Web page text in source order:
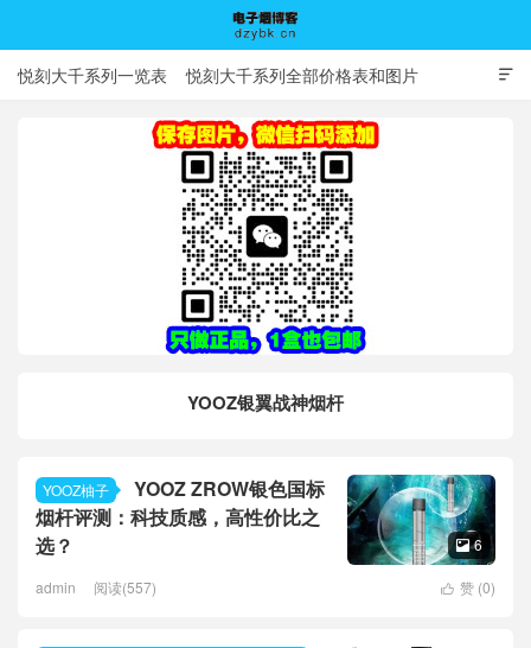
电子烟博客

悦刻大千系列一览表 悦刻大千系列全部价格表和图片
YOOZ银翼战神烟杆
YOOZ柚子
YOOZ ZROW银色国标
烟杆评测：科技质感，高性价比之
选？
 6
 赞 (0)
admin 阅读(557)